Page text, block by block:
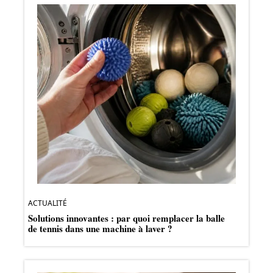
ACTUALITÉ
Solutions innovantes : par quoi remplacer la balle
de tennis dans une machine à laver ?